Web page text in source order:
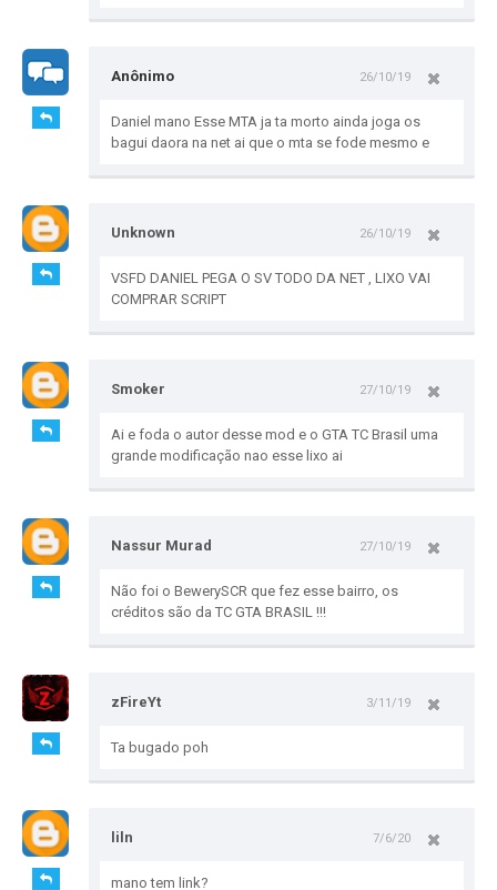
Anônimo 26/10/19
Daniel mano Esse MTA ja ta morto ainda joga os
bagui daora na net ai que o mta se fode mesmo e
Unknown 26/10/19
VSFD DANIEL PEGA O SV TODO DA NET , LIXO VAI
COMPRAR SCRIPT
Smoker 27/10/19
Ai e foda o autor desse mod e o GTA TC Brasil uma
grande modificação nao esse lixo ai
Nassur Murad 27/10/19
Não foi o BewerySCR que fez esse bairro, os
créditos são da TC GTA BRASIL !!!
zFireYt 3/11/19
Ta bugado poh
liln 7/6/20
mano tem link?